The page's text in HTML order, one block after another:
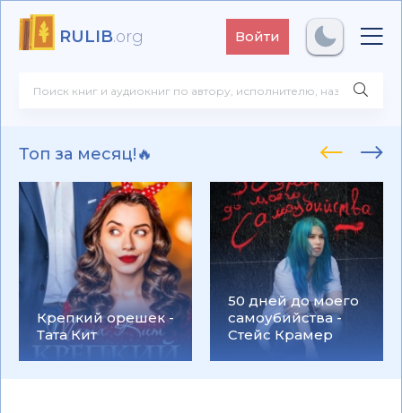
RULIB.org Войти
Топ за месяц!🔥
Крепкий орешек -
Тата Кит
50 дней до моего
самоубийства -
Стейс Крамер